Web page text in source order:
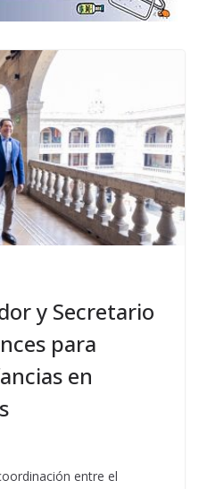
y Secretario
para
en
entre el